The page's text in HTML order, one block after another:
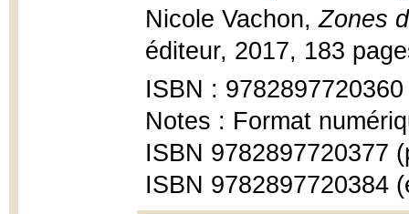
Nicole Vachon,Zones
éditeur, 2017, 183
ISBN : 9782897720360
Notes : Format
ISBN 9782897720377
ISBN 9782897720384